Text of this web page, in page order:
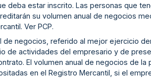
deba estar inscrito. Las personas que
su volumen anual de negocios
Ver PCP.
de negocios, referido al mejor ejercicio
de actividades del empresario y de
El volumen anual de negocios de
en el Registro Mercantil, si el